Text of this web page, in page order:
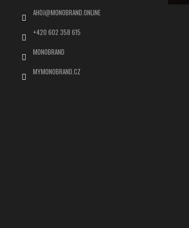
AHOJ@MONOBRAND.ONLINE
+420 602 358 615
MONOBRAND
MYMONOBRAND.CZ